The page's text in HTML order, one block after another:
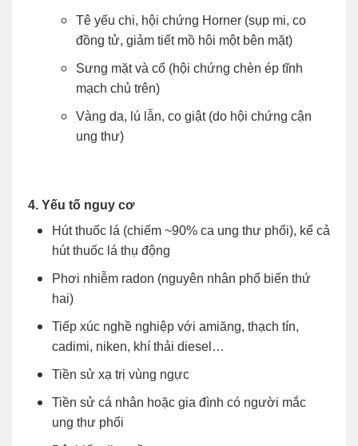
Tê yếu chi, hội chứng Horner (sụp mi, co
đồng tử, giảm tiết mồ hôi một bên mặt)
Sưng mặt và cổ (hội chứng chèn ép tĩnh
mạch chủ trên)
Vàng da, lú lẫn, co giật (do hội chứng cận
ung thư)
4. Yếu tố nguy cơ
Hút thuốc lá (chiếm ~90% ca ung thư phổi), kể cả
hút thuốc lá thụ động
Phơi nhiễm radon (nguyên nhân phổ biến thứ
hai)
Tiếp xúc nghề nghiệp với amiăng, thạch tín,
cadimi, niken, khí thải diesel…
Tiền sử xạ trị vùng ngực
Tiền sử cá nhân hoặc gia đình có người mắc
ung thư phổi